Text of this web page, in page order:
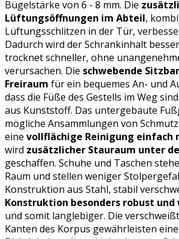
Bügelstärke von 6 - 8 mm. Die
Lüftungsöffnungen im Abteil,
Lüftungsschlitzen in der Tür,
Dadurch wird der Schrankinhalt
trocknet schneller, ohne
verursachen. Die schwebende
Freiraum für ein bequemes An- und
dass die Füße des Gestells im Weg
aus Kunststoff. Das untergebaute
mögliche Ansammlungen von
eine vollflächige Reinigung einfach
wird zusätzlicher Stauraum unter
geschaffen. Schuhe und Taschen
Raum und stellen weniger
Konstruktion aus Stahl, stabil
Konstruktion besonders robust
und somit langlebiger. Die
Kanten des Korpus gewährleisten